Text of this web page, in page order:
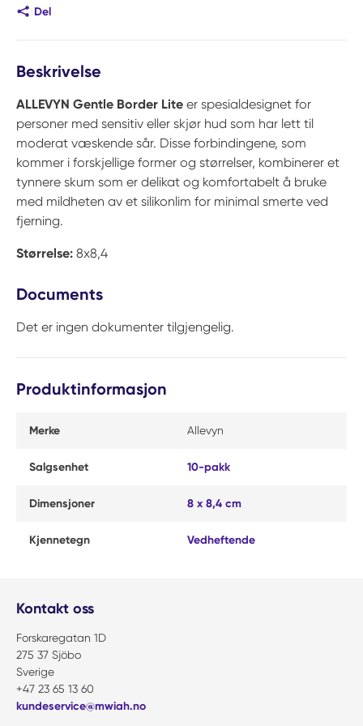
Del
Beskrivelse
ALLEVYN Gentle Border Lite er spesialdesignet for
personer med sensitiv eller skjør hud som har lett til
moderat væskende sår. Disse forbindingene, som
kommer i forskjellige former og størrelser, kombinerer et
tynnere skum som er delikat og komfortabelt å bruke
med mildheten av et silikonlim for minimal smerte ved
fjerning.
Størrelse: 8x8,4
Documents
Det er ingen dokumenter tilgjengelig.
Produktinformasjon
Merke Allevyn
Salgsenhet 10-pakk
Dimensjoner 8 x 8,4 cm
Kjennetegn Vedheftende
Kontakt oss
Forskaregatan 1D
275 37 Sjöbo
Sverige
+47 23 65 13 60
kundeservice@mwiah.no